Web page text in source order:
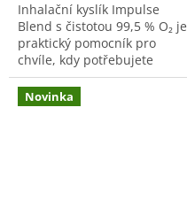
Inhalační kyslík Impulse
Blend s čistotou 99,5 % O₂ je
praktický pomocník pro
chvíle, kdy potřebujete
rychlé osvěžení, povzbuzení
a návrat do pohody.
Speciální aromatický blend...
Novinka